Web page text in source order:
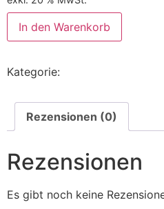
In den Warenkorb
Kategorie:
Rezensionen (0)
Rezensionen
Es gibt noch keine